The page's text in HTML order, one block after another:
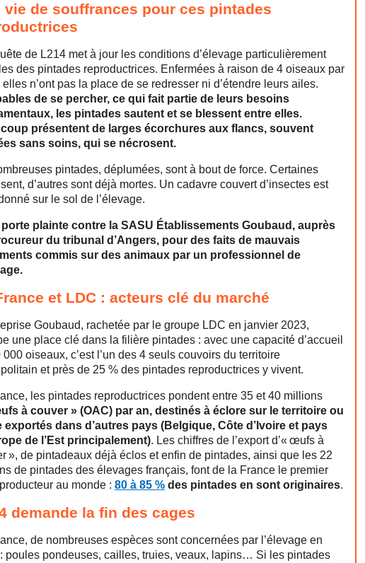
vie de souffrances pour ces pintades
de L214 met à jour les conditions d’élevage particulièrement
des pintades reproductrices. Enfermées à raison de 4 oiseaux par
elles n’ont pas la place de se redresser ni d’étendre leurs ailes.
de se percher, ce qui fait partie de leurs besoins
les pintades sautent et se blessent entre elles.
présentent de larges écorchures aux flancs, souvent
sans soins, qui se nécrosent.
pintades, déplumées, sont à bout de force. Certaines
d’autres sont déjà mortes. Un cadavre couvert d’insectes est
sur le sol de l’élevage.
porte plainte contre la SASU Établissements Goubaud, auprès
du tribunal d’Angers, pour des faits de mauvais
commis sur des animaux par un professionnel de
et LDC : acteurs clé du marché
Goubaud, rachetée par le groupe LDC en janvier 2023,
une place clé dans la filière pintades : avec une capacité d’accueil
000 oiseaux, c’est l’un des 4 seuls couvoirs du territoire
et près de 25 % des pintades reproductrices y vivent.
les pintades reproductrices pondent entre 35 et 40 millions
à couver » (OAC) par an, destinés à éclore sur le territoire ou
exportés dans d’autres pays (Belgique, Côte d’Ivoire et pays
de l’Est principalement). Les chiffres de l’export d’« œufs à
», de pintadeaux déjà éclos et enfin de pintades, ainsi que les 22
de pintades des élevages français, font de la France le premier
au monde : 80 à 85 % des pintades en sont originaires.
demande la fin des cages
de nombreuses espèces sont concernées par l’élevage en
poules pondeuses, cailles, truies, veaux, lapins… Si les pintades